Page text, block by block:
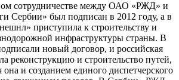
сотрудничестве между ОАО «РЖД» и
Сербии» был подписан в 2012 году, а в
приступила к строительству и
инфраструктуры страны. В
новый договор, и российская
реконструкцию и строительство путей,
она и созданием единого диспетчерского